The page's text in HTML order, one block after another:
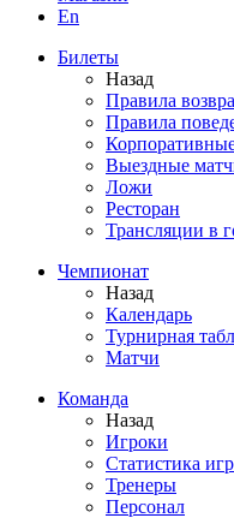
En
Билеты
Назад
Правила
Правила
Выездные
Ложи
Ресторан
Трансляции в
Чемпионат
Назад
Календарь
Турнирная
Матчи
Команда
Назад
Игроки
Статистика
Тренеры
Персонал